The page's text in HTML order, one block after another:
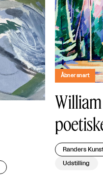
Åbner snart
Randers
Udstilling